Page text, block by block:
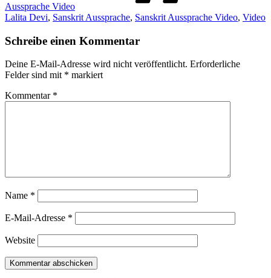
Aussprache Video
Lalita Devi, Sanskrit Aussprache, Sanskrit Aussprache Video, Video
Schreibe einen Kommentar
Deine E-Mail-Adresse wird nicht veröffentlicht. Erforderliche
Felder sind mit * markiert
Kommentar *
Name *
E-Mail-Adresse *
Website